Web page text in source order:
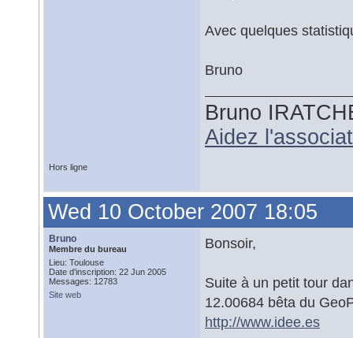
Avec quelques
Bruno
Bruno
Aidez
Hors ligne
Wed 10 October 2007 18:05
Bruno
Membre du bureau
Lieu: Toulouse
Date d'inscription: 22 Jun 2005
Messages: 12783
Site web
Bonsoir,
Suite à un petit tour
12.00684 bêta du
http://www.idee.es